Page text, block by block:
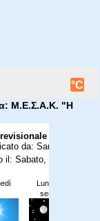
°C
Μ.Ε.Σ.Α.Κ. "Η